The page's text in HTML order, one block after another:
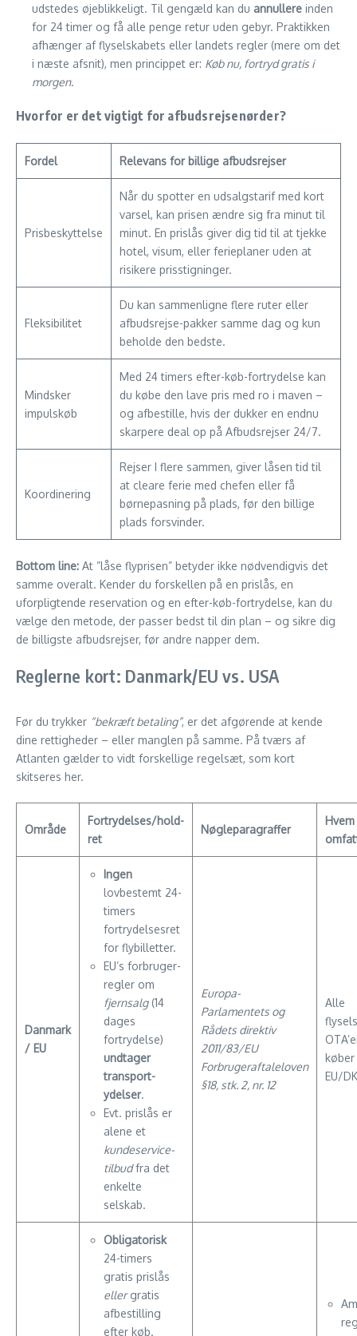
udstedes øjeblikkeligt. Til gengæld kan du annullere inden
for 24 timer og få alle penge retur uden gebyr. Praktikken
afhænger af flyselskabets eller landets regler (mere om det
i næste afsnit), men princippet er: Køb nu, fortryd gratis i
morgen.
Hvorfor er det vigtigt for afbudsrejsenørder?
Fordel Relevans for billige afbudsrejser
Prisbeskyttelse
Når du spotter en udsalgstarif med kort
varsel, kan prisen ændre sig fra minut til
minut. En pris­lås giver dig tid til at tjekke
hotel, visum, eller ferieplaner uden at
risikere prisstigninger.
Fleksibilitet
Du kan sammenligne flere ruter eller
afbudsrejse-pakker samme dag og kun
beholde den bedste.
Mindsker
impulskøb
Med 24 timers efter-køb-fortrydelse kan
du købe den lave pris med ro i maven –
og afbestille, hvis der dukker en endnu
skarpere deal op på Afbudsrejser 24/7.
Koordinering
Rejser I flere sammen, giver låsen tid til
at cleare ferie med chefen eller få
børnepasning på plads, før den billige
plads forsvinder.
Bottom line: At ”låse flyprisen” betyder ikke nødvendigvis det
samme overalt. Kender du forskellen på en pris­lås, en
uforpligtende reservation og en efter-køb-fortrydelse, kan du
vælge den metode, der passer bedst til din plan – og sikre dig
de billigste afbudsrejser, før andre napper dem.
Reglerne kort: Danmark/EU vs. USA
Før du trykker “bekræft betaling”, er det afgørende at kende
dine rettigheder – eller manglen på samme. På tværs af
Atlanten gælder to vidt forskellige regelsæt, som kort
skitseres her.
Område
Fortrydelses/hold-
ret
Nøgle­paragraffer
Danmark
/ EU
Ingen
lovbestemt 24-
timers
fortrydelsesret
for flybilletter.
EU’s forbruger­
regler om
fjernsalg(14
dages
fortrydelse)
undtager
transport­
ydelser.
Evt. pris­lås er
alene et
kundeservice-
tilbudfra det
enkelte
selskab.
Europa-
Parlamentets og
Rådets direktiv
2011/83/EU
Forbrugeraftaleloven
§18, stk. 2, nr. 12
Alle
køber
EU/
Obligatorisk
24-timers
gratis pris­lås
ellergratis
afbestilling
efter køb.